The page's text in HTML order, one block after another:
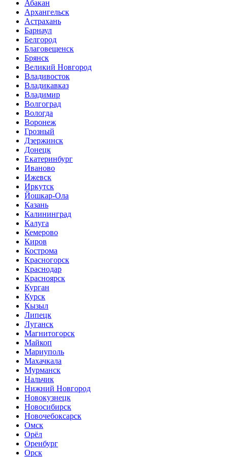
Абакан
Архангельск
Астрахань
Барнаул
Белгород
Благовещенск
Брянск
Великий Новгород
Владивосток
Владикавказ
Владимир
Волгоград
Вологда
Воронеж
Грозный
Дзержинск
Донецк
Екатеринбург
Иваново
Ижевск
Иркутск
Йошкар-Ола
Казань
Калининград
Калуга
Кемерово
Киров
Кострома
Красногорск
Краснодар
Красноярск
Курган
Курск
Кызыл
Липецк
Луганск
Магнитогорск
Майкоп
Мариуполь
Махачкала
Мурманск
Нальчик
Нижний Новгород
Новокузнецк
Новосибирск
Новочебоксарск
Омск
Орёл
Оренбург
Орск